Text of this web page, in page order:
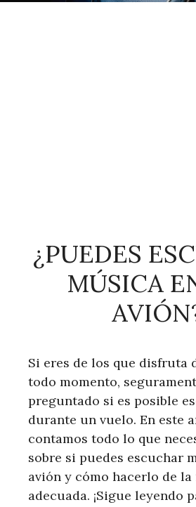
¿PUEDES
MÚSICA
Si eres de los que disfruta
todo momento,
preguntado si es posible
durante un vuelo. En este
contamos todo lo que
sobre si puedes escuchar
avión y cómo hacerlo de la
adecuada. ¡Sigue leyendo